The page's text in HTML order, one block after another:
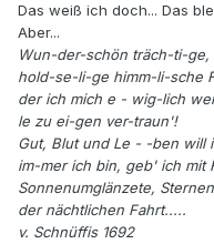
Das weiß ich doch... Das
Aber...
Wun-der-schön träch-ti-
hold-se-li-ge himm-li-sche
der ich mich e - wig-lich
le zu ei-gen ver-traun'!
Gut, Blut und Le - -ben will
im-mer ich bin, geb' ich mit
Sonnenumglänzete,
der nächtlichen Fahrt.....
v. Schnüffis 1692